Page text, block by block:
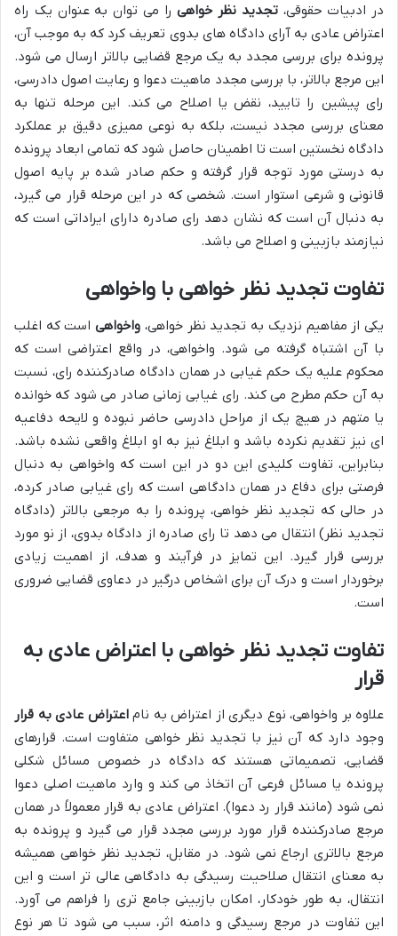
در ادبیات حقوقی،تجدید نظر خواهیرا می توان به عنوان یک راه
اعتراض عادی به آرای دادگاه های بدوی تعریف کرد که به موجب آن،
پرونده برای بررسی مجدد به یک مرجع قضایی بالاتر ارسال می شود.
این مرجع بالاتر، با بررسی مجدد ماهیت دعوا و رعایت اصول دادرسی،
رای پیشین را تایید، نقض یا اصلاح می کند. این مرحله تنها به
معنای بررسی مجدد نیست، بلکه به نوعی ممیزی دقیق بر عملکرد
دادگاه نخستین است تا اطمینان حاصل شود که تمامی ابعاد پرونده
به درستی مورد توجه قرار گرفته و حکم صادر شده بر پایه اصول
قانونی و شرعی استوار است. شخصی که در این مرحله قرار می گیرد،
به دنبال آن است که نشان دهد رای صادره دارای ایراداتی است که
نیازمند بازبینی و اصلاح می باشد.
تفاوت تجدید نظر خواهی با واخواهی
یکی از مفاهیم نزدیک به تجدید نظر خواهی، واخواهیاست که اغلب
با آن اشتباه گرفته می شود. واخواهی، در واقع اعتراضی است که
محکوم علیه یک حکم غیابی در همان دادگاه صادرکننده رای، نسبت
به آن حکم مطرح می کند. رای غیابی زمانی صادر می شود که خوانده
یا متهم در هیچ یک از مراحل دادرسی حاضر نبوده و لایحه دفاعیه
ای نیز تقدیم نکرده باشد و ابلاغ نیز به او ابلاغ واقعی نشده باشد.
بنابراین، تفاوت کلیدی این دو در این است که واخواهی به دنبال
فرصتی برای دفاع در همان دادگاهی است که رای غیابی صادر کرده،
در حالی که تجدید نظر خواهی، پرونده را به مرجعی بالاتر (دادگاه
تجدید نظر) انتقال می دهد تا رای صادره از دادگاه بدوی، از نو مورد
بررسی قرار گیرد. این تمایز در فرآیند و هدف، از اهمیت زیادی
برخوردار است و درک آن برای اشخاص درگیر در دعاوی قضایی ضروری
است.
تفاوت تجدید نظر خواهی با اعتراض عادی به
قرار
علاوه بر واخواهی، نوع دیگری از اعتراض به ناماعتراض عادی به قرار
وجود دارد که آن نیز با تجدید نظر خواهی متفاوت است. قرارهای
قضایی، تصمیماتی هستند که دادگاه در خصوص مسائل شکلی
پرونده یا مسائل فرعی آن اتخاذ می کند و وارد ماهیت اصلی دعوا
نمی شود (مانند قرار رد دعوا). اعتراض عادی به قرار معمولاً در همان
مرجع صادرکننده قرار مورد بررسی مجدد قرار می گیرد و پرونده به
مرجع بالاتری ارجاع نمی شود. در مقابل، تجدید نظر خواهی همیشه
به معنای انتقال صلاحیت رسیدگی به دادگاهی عالی تر است و این
انتقال، به طور خودکار، امکان بازبینی جامع تری را فراهم می آورد.
این تفاوت در مرجع رسیدگی و دامنه اثر، سبب می شود تا هر نوع